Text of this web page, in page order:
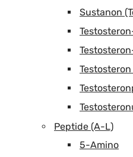
Sustanon
Peptide (A-L)
5-Amino